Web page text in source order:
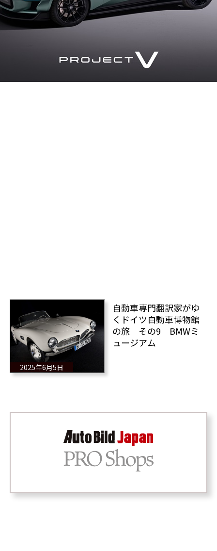
2025年6月5日
自動車専門翻訳家がゆ
くドイツ自動車博物館
の旅 その9 BMWミ
ュージアム